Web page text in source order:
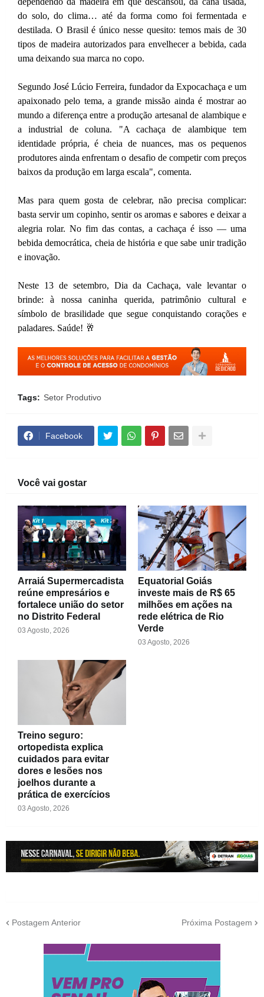
do solo, do clima… até da forma como foi fermentada e
destilada. O Brasil é único nesse quesito: temos mais de 30
tipos de madeira autorizados para envelhecer a bebida, cada
uma deixando sua marca no copo.
Segundo José Lúcio Ferreira, fundador da Expocachaça e um
apaixonado pelo tema, a grande missão ainda é mostrar ao
mundo a diferença entre a produção artesanal de alambique e
a industrial de coluna. "A cachaça de alambique tem
identidade própria, é cheia de nuances, mas os pequenos
produtores ainda enfrentam o desafio de competir com preços
baixos da produção em larga escala", comenta.
Mas para quem gosta de celebrar, não precisa complicar:
basta servir um copinho, sentir os aromas e sabores e deixar a
alegria rolar. No fim das contas, a cachaça é isso — uma
bebida democrática, cheia de história e que sabe unir tradição
e inovação.
Neste 13 de setembro, Dia da Cachaça, vale levantar o
brinde: à nossa caninha querida, patrimônio cultural e
símbolo de brasilidade que segue conquistando corações e
paladares. Saúde! 🥂
Tags: Setor Produtivo
Facebook
Você vai gostar
Arraiá Supermercadista
reúne empresários e
fortalece união do setor
no Distrito Federal
03 Agosto, 2026
Equatorial Goiás
investe mais de R$ 65
milhões em ações na
rede elétrica de Rio
Verde
03 Agosto, 2026
Treino seguro:
ortopedista explica
cuidados para evitar
dores e lesões nos
joelhos durante a
prática de exercícios
03 Agosto, 2026
Postagem Anterior Próxima Postagem